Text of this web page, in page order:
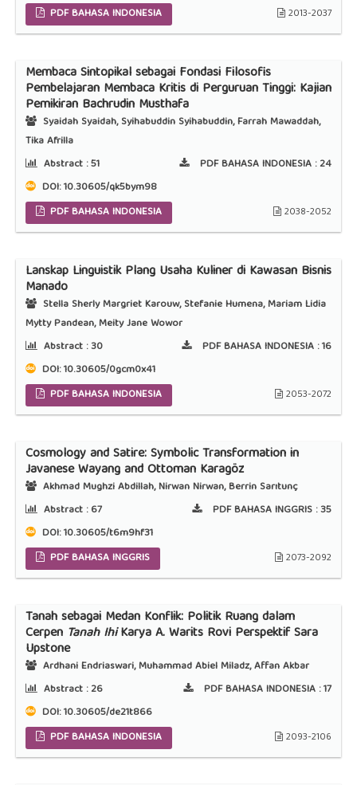
PDF BAHASA INDONESIA
2013-2037
Membaca Sintopikal sebagai Fondasi Filosofis
Pembelajaran Membaca Kritis di Perguruan Tinggi: Kajian
Pemikiran Bachrudin Musthafa
Syaidah Syaidah, Syihabuddin Syihabuddin, Farrah Mawaddah,
Tika Afrilla
Abstract :51 PDF BAHASA INDONESIA :24
DOI:10.30605/qk5bym98
PDF BAHASA INDONESIA
2038-2052
Lanskap Linguistik Plang Usaha Kuliner di Kawasan Bisnis
Manado
Stella Sherly Margriet Karouw, Stefanie Humena, Mariam Lidia
Mytty Pandean, Meity Jane Wowor
Abstract :30 PDF BAHASA INDONESIA :16
DOI:10.30605/0gcm0x41
PDF BAHASA INDONESIA
2053-2072
Cosmology and Satire: Symbolic Transformation in
Javanese Wayang and Ottoman Karagöz
Akhmad Mughzi Abdillah, Nirwan Nirwan, Berrin Sarıtunç
Abstract :67 PDF BAHASA INGGRIS :35
DOI:10.30605/t6m9hf31
PDF BAHASA INGGRIS
2073-2092
Tanah sebagai Medan Konflik: Politik Ruang dalam
Cerpen Tanah IhiKarya A. Warits Rovi Perspektif Sara
Upstone
Ardhani Endriaswari, Muhammad Abiel Miladz, Affan Akbar
Abstract :26 PDF BAHASA INDONESIA :17
DOI:10.30605/de21t866
PDF BAHASA INDONESIA
2093-2106